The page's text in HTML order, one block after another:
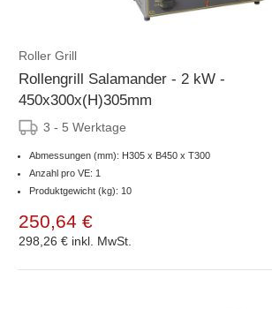
Roller Grill
Rollengrill Salamander - 2 kW -
450x300x(H)305mm
3 - 5 Werktage
Abmessungen (mm): H305 x B450 x T300
Anzahl pro VE: 1
Produktgewicht (kg): 10
250,64 €
298,26 € inkl. MwSt.